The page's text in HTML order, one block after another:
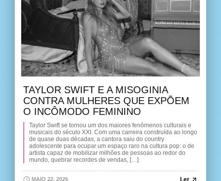
TAYLOR SWIFT E A MISOGINIA
CONTRA MULHERES QUE EXPÕEM
O INCÔMODO FEMININO
Taylor Swift se tornou um dos maiores fenômenos culturais e
musicais do século XXI. Com uma carreira construída ao longo
de quase duas décadas, a cantora saiu do country
adolescente para ocupar um espaço raro na cultura pop: o de
artista capaz de mobilizar milhões de pessoas ao redor do
mundo, quebrar recordes de vendas, […]
MAIO 22, 2026 Ler